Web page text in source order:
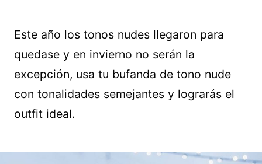
Este año los tonos nudes llegaron para
quedase y en invierno no serán la
excepción, usa tu bufanda de tono nude
con tonalidades semejantes y lograrás el
outfit ideal.